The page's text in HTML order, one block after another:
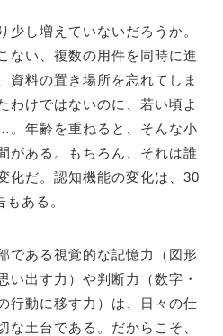
少し増えていないだろうか。
ない、複数の用件を同時に進
資料の置き場所を忘れてしま
わけではないのに、若い頃よ
年齢を重ねると、そんな小
がある。もちろん、それは誰
化だ。認知機能の変化は、30
もある。
である視覚的な記憶力（図形
い出す力）や判断力（数字・
行動に移す力）は、日々の仕
な土台である。だからこそ、